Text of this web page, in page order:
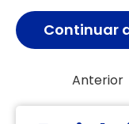
Continuar
Anterior